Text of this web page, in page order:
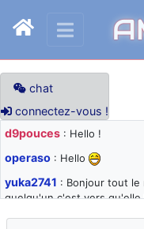
chat
connectez-vous !
d9pouces : Hello !
operaso : Hello
yuka2741 : Bonjour tout le
quelqu'un c'est vers